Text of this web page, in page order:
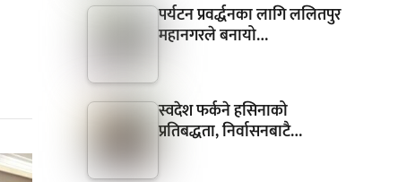
पर्यटन प्रवर्द्धनका लागि ललितपुर
महानगरले बनायो…
स्वदेश फर्कने हसिनाको
प्रतिबद्धता, निर्वासनबाटै…